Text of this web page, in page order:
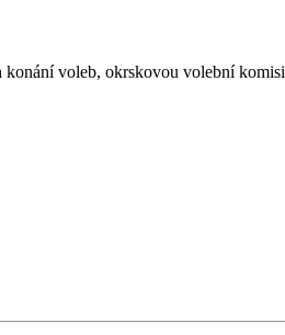
konání voleb, okrskovou volební komisi